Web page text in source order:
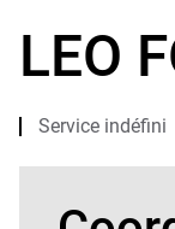
LEO
Service indéfini